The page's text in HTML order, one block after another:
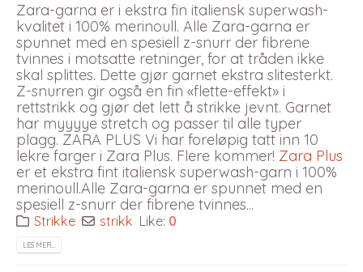
Zara-garna er i ekstra fin italiensk superwash-
kvalitet i 100% merinoull. Alle Zara-garna er
spunnet med en spesiell z-snurr der fibrene
tvinnes i motsatte retninger, for at tråden ikke
skal splittes. Dette gjør garnet ekstra slitesterkt.
Z-snurren gir også en fin «flette-effekt» i
rettstrikk og gjør det lett å strikke jevnt. Garnet
har myyyye stretch og passer til alle typer
plagg. ZARA PLUS Vi har foreløpig tatt inn 10
lekre farger i Zara Plus. Flere kommer! Zara Plus
er et ekstra fint italiensk superwash-garn i 100%
merinoull.Alle Zara-garna er spunnet med en
spesiell z-snurr der fibrene tvinnes...
Strikke strikk Like: 0
LES MER…